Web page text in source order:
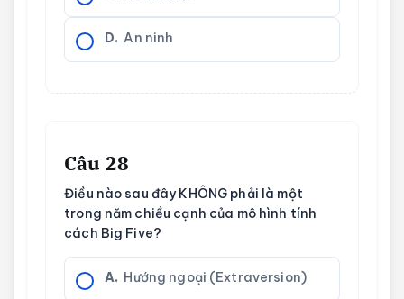
D. An ninh
Câu 28
Điều nào sau đây KHÔNG phải là một
trong năm chiều cạnh của mô hình tính
cách Big Five?
A. Hướng ngoại (Extraversion)